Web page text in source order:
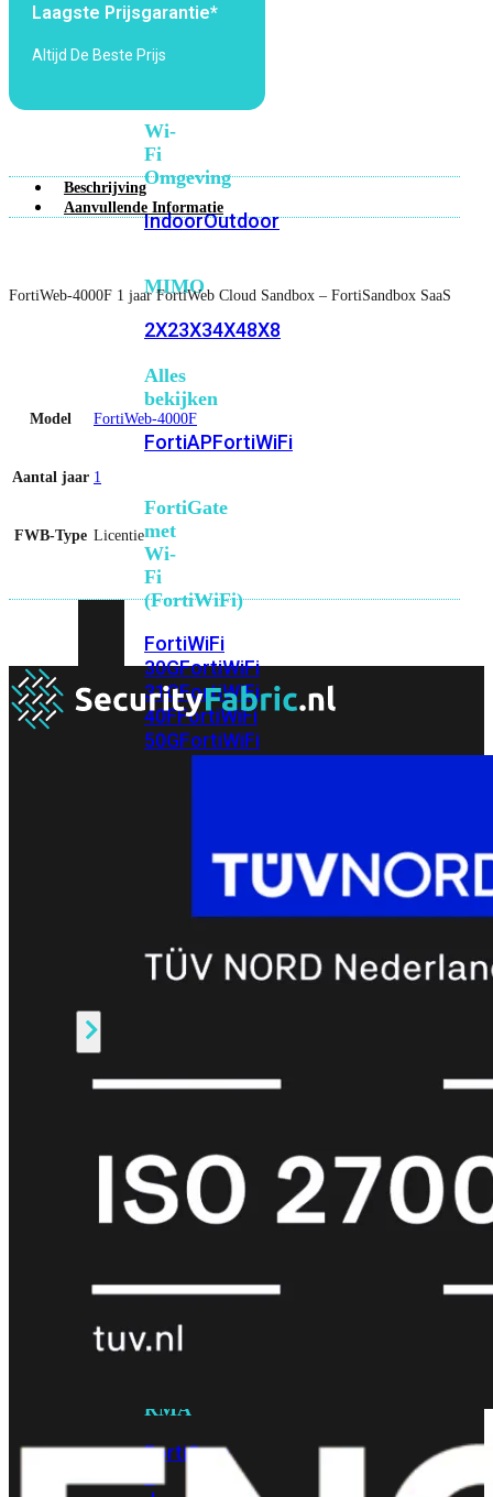
Fi
Fi
Wi-
Fi
Omgeving
IndoorOutdoor
MIMO
2X23X34X48X8
Alles
bekijken
FortiAPFortiWiFi
FortiGate
met
Wi-
Fi
(FortiWiFi)
FortiWiFi
30GFortiWiFi
31GFortiWiFi
40FFortiWiFi
50GFortiWiFi
FortiWiFi
FortiWiFi
FortiWiFi
Licenties
FortiCare
Support
FortiCare
EliteFortiCare
Upgrades
RMA
FortiCare
Laagste Prijsgarantie*
Altijd De Beste Prijs
Beschrijving
Aanvullende Informatie
FortiWeb-4000F 1 jaar FortiWeb Cloud Sandbox – FortiSandbox SaaS
Model FortiWeb-4000F
Aantal jaar 1
FWB-Type Licentie